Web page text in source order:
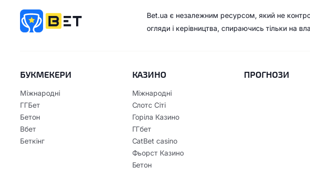
Bet.ua є незалежним ресурсом, який не
огляди і керівництва, спираючись тільки на
БУКМЕКЕРИ
Міжнародні
ГГБет
Бетон
Вбет
Беткінг
КАЗИНО
Міжнародні
Слотс Сіті
Горіла Казино
ГГбет
CatBet casino
Фьорст Казино
Бетон
ПРОГНОЗИ